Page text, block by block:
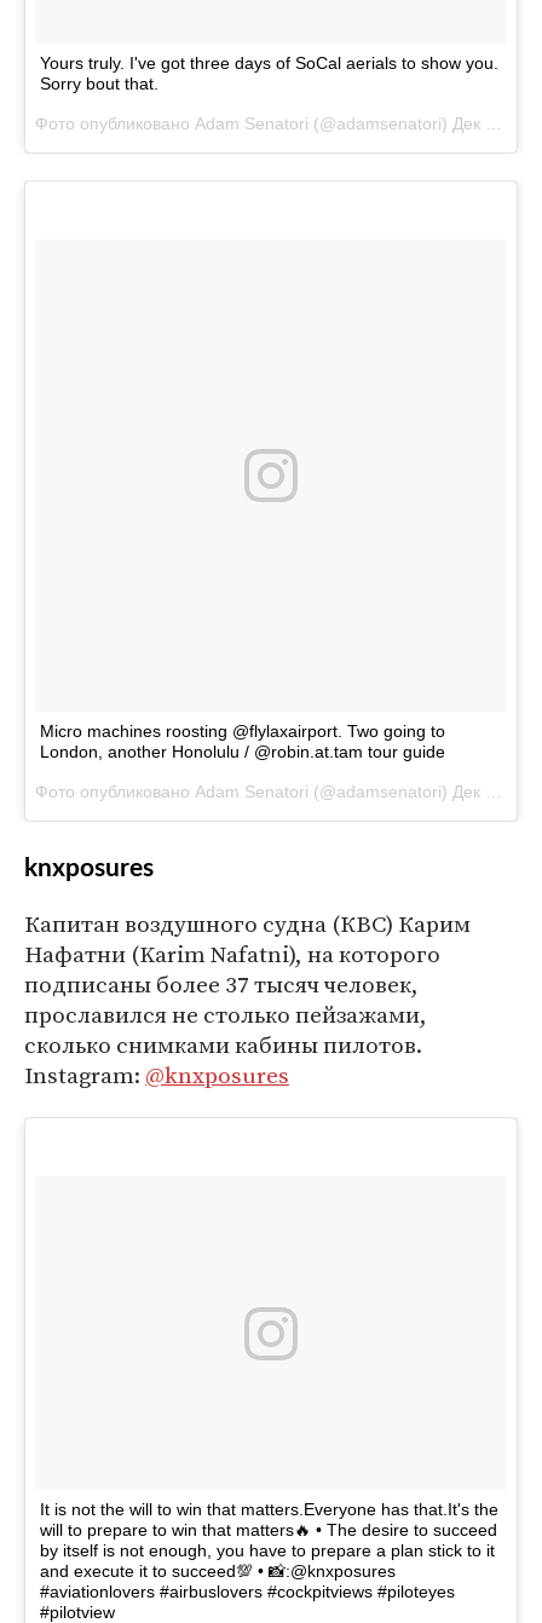
Yours truly. I've got three days of SoCal aerials to show you.
Sorry bout that.
Фото опубликовано Adam Senatori (@adamsenatori) Дек 4 2015 в 5:28 PST
Micro machines roosting @flylaxairport. Two going to
London, another Honolulu / @robin.at.tam tour guide
Фото опубликовано Adam Senatori (@adamsenatori) Дек 6 2015 в 6:57 PST
knxposures
Капитан воздушного судна (КВС) Карим
Нафатни (Karim Nafatni), на которого
подписаны более 37 тысяч человек,
прославился не столько пейзажами,
сколько снимками кабины пилотов.
Instagram: @knxposures
It is not the will to win that matters.Everyone has that.It's the
will to prepare to win that matters🔥 • The desire to succeed
by itself is not enough, you have to prepare a plan stick to it
and execute it to succeed💯 • 📸:@knxposures
#aviationlovers #airbuslovers #cockpitviews #piloteyes
#pilotview